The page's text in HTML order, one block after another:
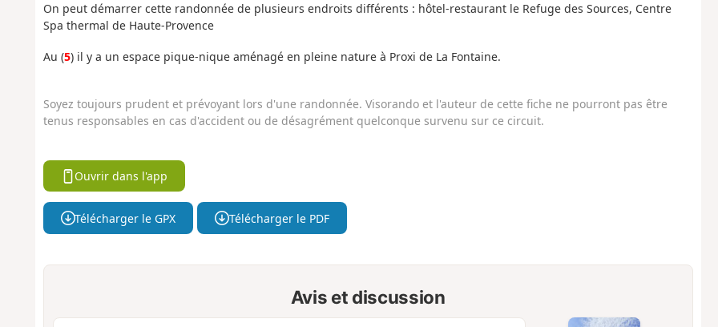
On peut démarrer cette randonnée de plusieurs endroits différents : hôtel-restaurant le Refuge des Sources, Centre
Spa thermal de Haute-Provence
Au (5) il y a un espace pique-nique aménagé en pleine nature à Proxi de La Fontaine.
Soyez toujours prudent et prévoyant lors d'une randonnée. Visorando et l'auteur de cette fiche ne pourront pas être
tenus responsables en cas d'accident ou de désagrément quelconque survenu sur ce circuit.
Ouvrir dans l'app
Télécharger le GPX Télécharger le PDF
Avis et discussion